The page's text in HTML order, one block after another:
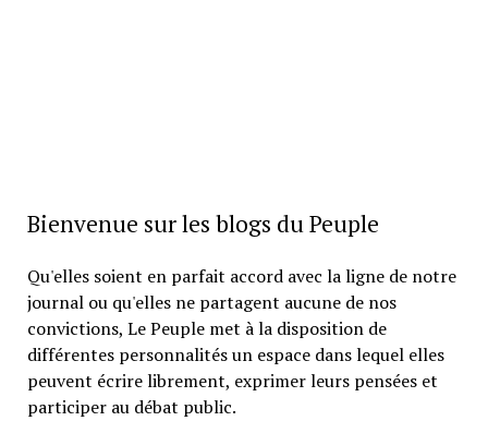
Bienvenue sur les blogs du Peuple
Qu'elles soient en parfait accord avec la ligne de notre
journal ou qu'elles ne partagent aucune de nos
convictions, Le Peuple met à la disposition de
différentes personnalités un espace dans lequel elles
peuvent écrire librement, exprimer leurs pensées et
participer au débat public.